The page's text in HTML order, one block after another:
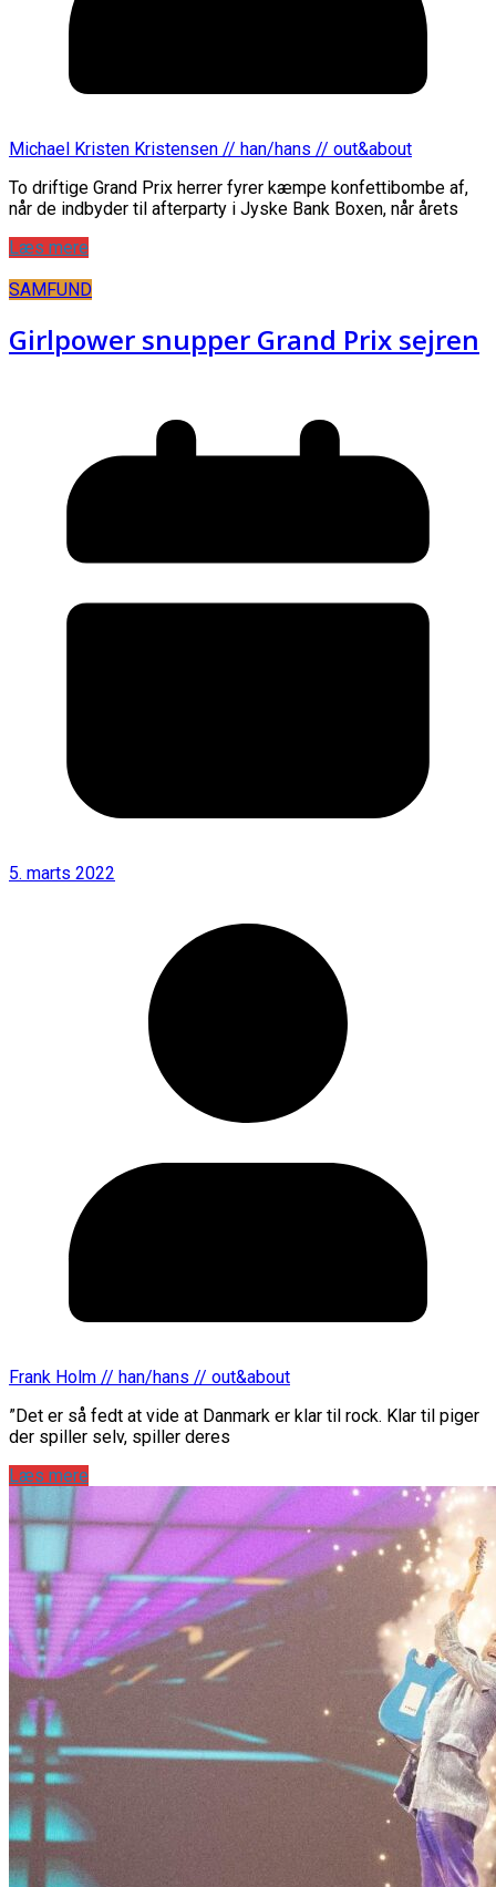
Michael Kristen Kristensen // han/hans // out&about
To driftige Grand Prix herrer fyrer kæmpe konfettibombe af,
når de indbyder til afterparty i Jyske Bank Boxen, når årets
Læs mere
SAMFUND
Girlpower snupper Grand Prix sejren
5. marts 2022
Frank Holm // han/hans // out&about
”Det er så fedt at vide at Danmark er klar til rock. Klar til piger
der spiller selv, spiller deres
Læs mere